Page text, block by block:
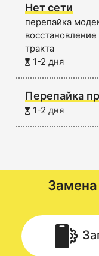
Нет сети
перепайка
тракта
1-2 дня
Перепайка
1-2 дня
Замена